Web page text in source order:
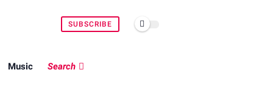
SUBSCRIBE
Music Search